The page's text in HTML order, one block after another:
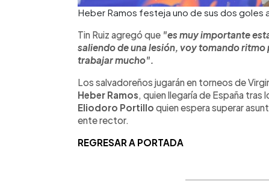
Heber Ramos festeja uno de sus dos goles
Tin Ruiz agregó que "es muy importante
saliendo de una lesión, voy tomando
trabajar mucho".
Los salvadoreños jugarán en torneos de
Heber Ramos , quien llegaría de España
Eliodoro Portillo quien espera superar
ente rector.
REGRESAR A PORTADA